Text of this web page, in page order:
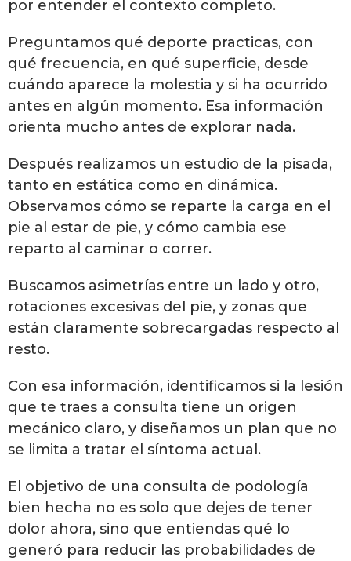
por entender el contexto completo.
Preguntamos qué deporte practicas, con
qué frecuencia, en qué superficie, desde
cuándo aparece la molestia y si ha ocurrido
antes en algún momento. Esa información
orienta mucho antes de explorar nada.
Después realizamos un estudio de la pisada,
tanto en estática como en dinámica.
Observamos cómo se reparte la carga en el
pie al estar de pie, y cómo cambia ese
reparto al caminar o correr.
Buscamos asimetrías entre un lado y otro,
rotaciones excesivas del pie, y zonas que
están claramente sobrecargadas respecto al
resto.
Con esa información, identificamos si la lesión
que te traes a consulta tiene un origen
mecánico claro, y diseñamos un plan que no
se limita a tratar el síntoma actual.
El objetivo de una consulta de podología
bien hecha no es solo que dejes de tener
dolor ahora, sino que entiendas qué lo
generó para reducir las probabilidades de